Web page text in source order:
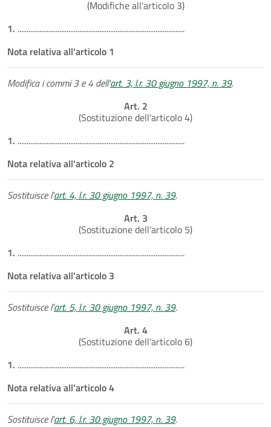
(Modifiche all'articolo 3)
1. ............................................................................................
Nota relativa all'articolo 1
Modifica i commi 3 e 4 dell'art. 3, l.r. 30 giugno 1997, n. 39.
Art. 2
(Sostituzione dell'articolo 4)
1. ............................................................................................
Nota relativa all'articolo 2
Sostituisce l'art. 4, l.r. 30 giugno 1997, n. 39.
Art. 3
(Sostituzione dell'articolo 5)
1. ............................................................................................
Nota relativa all'articolo 3
Sostituisce l'art. 5, l.r. 30 giugno 1997, n. 39.
Art. 4
(Sostituzione dell'articolo 6)
1. ............................................................................................
Nota relativa all'articolo 4
Sostituisce l'art. 6, l.r. 30 giugno 1997, n. 39.